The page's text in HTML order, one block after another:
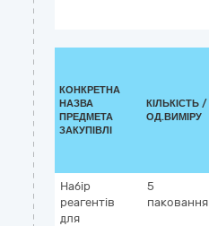
КОНКРЕТНА
НАЗВА
ПРЕДМЕТА
ЗАКУПІВЛІ
КІЛЬКІСТЬ /
ОД.ВИМІРУ
Набір
реагентів
для
5
паковання